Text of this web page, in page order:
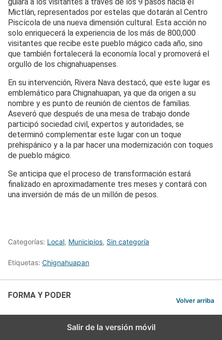
Mictlán, representados por estelas que dotarán al Centro
Piscícola de una nueva dimensión cultural. Esta acción no
solo enriquecerá la experiencia de los más de 800,000
visitantes que recibe este pueblo mágico cada año, sino
que también fortalecerá la economía local y promoverá el
orgullo de los chignahuapenses.
En su intervención, Rivera Nava destacó, que este lugar es
emblemático para Chignahuapan, ya que da origen a su
nombre y es punto de reunión de cientos de familias.
Aseveró que después de una mesa de trabajo donde
participó sociedad civil, expertos y autoridades, se
determinó complementar este lugar con un toque
prehispánico y a la par hacer una modernización con toques
de pueblo mágico.
Se anticipa que el proceso de transformación estará
finalizado en aproximadamente tres meses y contará con
una inversión de más de un millón de pesos.
Categorías: Local, Municipios, Sin categoría
Etiquetas: Chignahuapan
FORMA Y PODER
Volver arriba
Salir de la versión móvil